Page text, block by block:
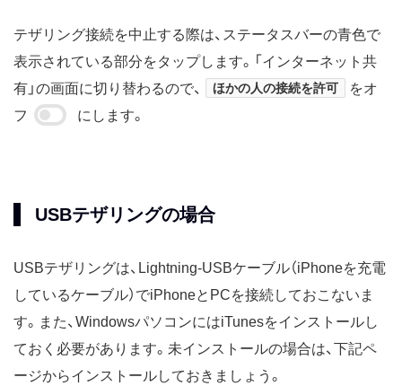
テザリング接続を中止する際は、ステータスバーの青色で
表示されている部分をタップします。「インターネット共
有」の画面に切り替わるので、
ほかの人の接続を許可
をオ
フ
にします。
USBテザリングの場合
USBテザリングは、Lightning-USBケーブル（iPhoneを充電
しているケーブル）でiPhoneとPCを接続しておこないま
す。また、WindowsパソコンにはiTunesをインストールし
ておく必要があります。未インストールの場合は、下記ペ
ージからインストールしておきましょう。